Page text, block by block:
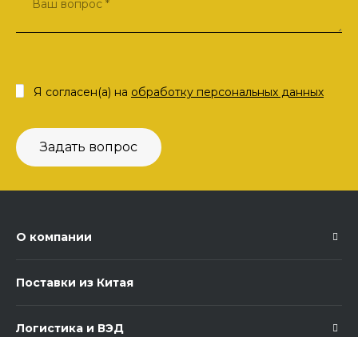
Задать вопрос
Я согласен(а) на обработку персональных данных
О компании
Поставки из Китая
Логистика и ВЭД